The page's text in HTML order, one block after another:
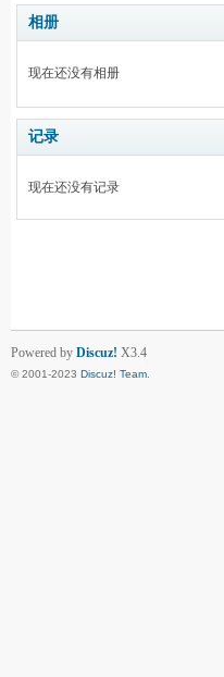
相册
现在还没有相册
记录
现在还没有记录
Powered by Discuz! X3.4
© 2001-2023 Discuz! Team